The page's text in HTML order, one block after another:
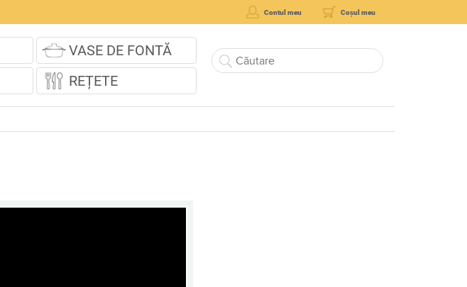
Contul meu Coșul meu
VASE DE FONTĂ
REȚETE